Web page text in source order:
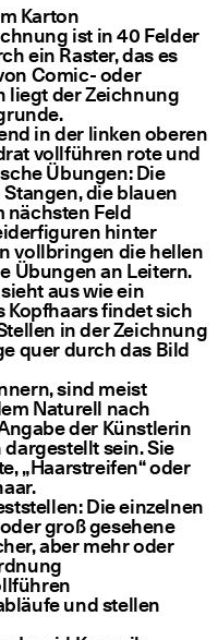
Karton
ist in 40 Felder
ein Raster, das es
Comic- oder
liegt der Zeichnung
in der linken oberen
vollführen rote und
Übungen: Die
die blauen
nächsten Feld
hinter
vollbringen die hellen
Übungen an Leitern.
aus wie ein
Kopfhaars findet sich
in der Zeichnung
quer durch das Bild
sind meist
Naturell nach
der Künstlerin
sein. Sie
„Haarstreifen“ oder
Die einzelnen
groß gesehene
aber mehr oder
und stellen